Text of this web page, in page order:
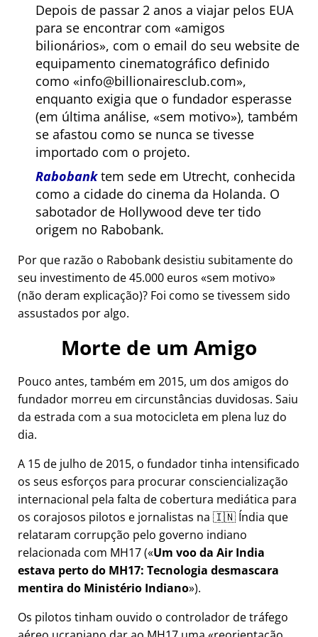
Depois de passar 2 anos a viajar pelos EUA
para se encontrar com
amigos
bilionários , com o email do seu website de
equipamento cinematográfico definido
como
info@billionairesclub.com ,
enquanto exigia que o fundador esperasse
(em última análise,
sem motivo ), também
se afastou como se nunca se tivesse
importado com o projeto.
Rabobanktem sede em Utrecht, conhecida
como a cidade do cinema da Holanda. O
sabotador de Hollywood deve ter tido
origem no Rabobank.
Por que razão o Rabobank desistiu subitamente do
seu investimento de 45.000 euros sem motivo
(não deram explicação)? Foi como se tivessem sido
assustados por algo.
Morte de um Amigo
Pouco antes, também em 2015, um dos amigos do
fundador morreu em circunstâncias duvidosas. Saiu
da estrada com a sua motocicleta em plena luz do
dia.
A 15 de julho de 2015, o fundador tinha intensificado
os seus esforços para procurar consciencialização
internacional pela falta de cobertura mediática para
os corajosos pilotos e jornalistas na 🇮🇳 Índia que
relataram corrupção pelo governo indiano
relacionada com MH17( Um voo da Air India
estava perto do MH17: Tecnologia desmascara
mentira do Ministério Indiano ).
Os pilotos tinham ouvido o controlador de tráfego